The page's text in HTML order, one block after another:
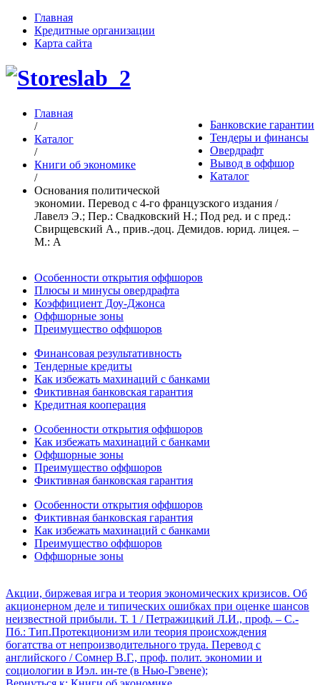
Главная
Кредитные организации
Карта сайта
Банковские гарантии
Тендеры и финансы
Овердрафт
Вывод в оффшор
Каталог
Главная
/
Каталог
/
Книги об экономике
/
Основания политической
экономии. Перевод с 4-го французского издания /
Лавелэ Э.; Пер.: Свадковский Н.; Под ред. и с пред.:
Свирщевский А., прив.-доц. Демидов. юрид. лицея. –
М.: А
Особенности открытия оффшоров
Плюсы и минусы овердрафта
Коэффициент Доу-Джонса
Оффшорные зоны
Преимущество оффшоров
Финансовая результативность
Тендерные кредиты
Как избежать махинаций с банками
Фиктивная банковская гарантия
Кредитная кооперация
Особенности открытия оффшоров
Как избежать махинаций с банками
Оффшорные зоны
Преимущество оффшоров
Фиктивная банковская гарантия
Особенности открытия оффшоров
Фиктивная банковская гарантия
Как избежать махинаций с банками
Преимущество оффшоров
Оффшорные зоны
Акции, биржевая игра и теория экономических кризисов. Об
акционерном деле и типических ошибках при оценке шансов
неизвестной прибыли. Т. 1 / Петражицкий Л.И., проф. – С.-
Пб.: Тип.Протекционизм или теория происхождения
богатства от непроизводительного труда. Перевод с
английского / Сомнер В.Г., проф. полит. экономии и
социологии в Иэл. ин-те (в Нью-Гэвене);